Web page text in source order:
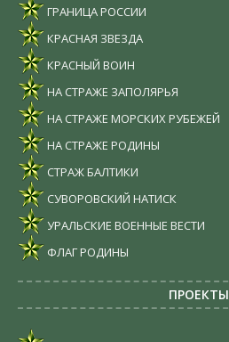
ГРАНИЦА РОССИИ
КРАСНАЯ ЗВЕЗДА
КРАСНЫЙ ВОИН
НА СТРАЖЕ ЗАПОЛЯРЬЯ
НА СТРАЖЕ МОРСКИХ РУБЕЖЕЙ
НА СТРАЖЕ РОДИНЫ
СТРАЖ БАЛТИКИ
СУВОРОВСКИЙ НАТИСК
УРАЛЬСКИЕ ВОЕННЫЕ ВЕСТИ
ФЛАГ РОДИНЫ
ПРОЕКТЫ